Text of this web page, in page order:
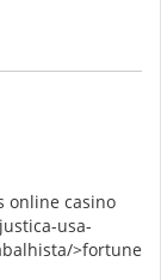
online casino
usa-
>fortune